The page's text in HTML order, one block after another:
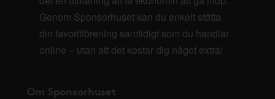
Genom Sponsorhuset kan du enkelt stötta
din favoritförening samtidigt som du handlar
online – utan att det kostar dig något extra!
Om Sponsorhuset